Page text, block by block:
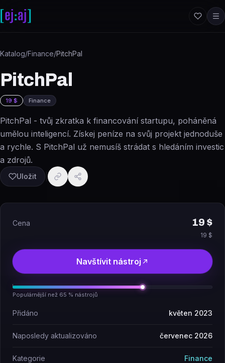
Katalog/Finance/PitchPal
PitchPal
19 $ Finance
PitchPal - tvůj zkratka k financování startupu, poháněná
umělou inteligencí. Získej peníze na svůj projekt jednoduše
a rychle. S PitchPal už nemusíš strádat s hledáním investic
a zdrojů.
Uložit
Cena 19 $
19 $
Navštívit nástroj
Populárnější než 65 % nástrojů
Přidáno květen 2023
Naposledy aktualizováno červenec 2026
Kategorie Finance